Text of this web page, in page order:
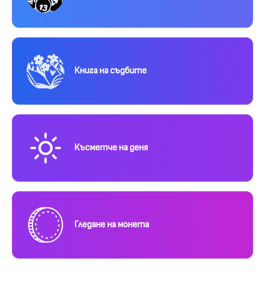
Книга на съдбите
Късметче на деня
Гледане на монета